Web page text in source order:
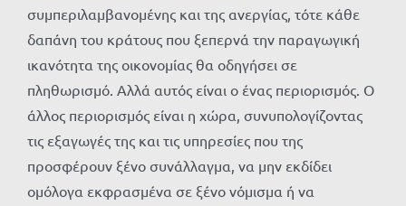
συμπεριλαμβανομένης και της ανεργίας, τότε κάθε
δαπάνη του κράτους που ξεπερνά την παραγωγική
ικανότητα της οικονομίας θα οδηγήσει σε
πληθωρισμό. Αλλά αυτός είναι ο ένας περιορισμός. Ο
άλλος περιορισμός είναι η χώρα, συνυπολογίζοντας
τις εξαγωγές της και τις υπηρεσίες που της
προσφέρουν ξένο συνάλλαγμα, να μην εκδίδει
ομόλογα εκφρασμένα σε ξένο νόμισμα ή να